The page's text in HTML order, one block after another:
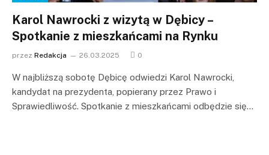
Karol Nawrocki z wizytą w Dębicy –
Spotkanie z mieszkańcami na Rynku
przez Redakcja 26.03.2025 0
W najbliższą sobotę Dębicę odwiedzi Karol Nawrocki,
kandydat na prezydenta, popierany przez Prawo i
Sprawiedliwość. Spotkanie z mieszkańcami odbędzie się…